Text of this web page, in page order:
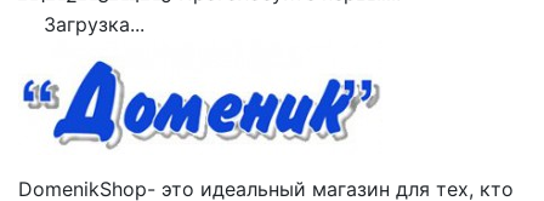
Загрузка...
DomenikShop- это идеальный магазин для тех, кто